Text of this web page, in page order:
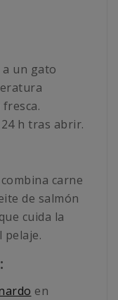
un gato
h tras abrir.
carne
de salmón
cuida la
pelaje.
en